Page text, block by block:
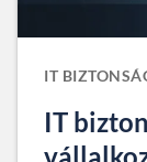
IT
IT